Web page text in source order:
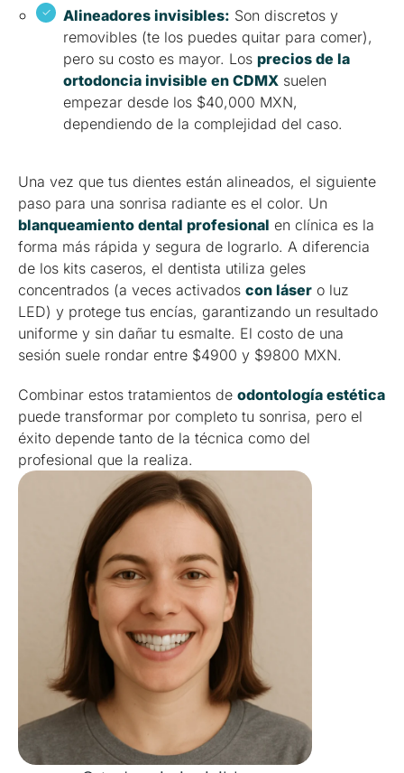
Alineadores invisibles: Son discretos y
removibles (te los puedes quitar para comer),
pero su costo es mayor. Los precios de la
ortodoncia invisible en CDMX suelen
empezar desde los $40,000 MXN,
dependiendo de la complejidad del caso.
Una vez que tus dientes están alineados, el siguiente
paso para una sonrisa radiante es el color. Un
blanqueamiento dental profesional en clínica es la
forma más rápida y segura de lograrlo. A diferencia
de los kits caseros, el dentista utiliza geles
concentrados (a veces activados con láser o luz
LED) y protege tus encías, garantizando un resultado
uniforme y sin dañar tu esmalte. El costo de una
sesión suele rondar entre $4900 y $9800 MXN.
Combinar estos tratamientos de odontología estética
puede transformar por completo tu sonrisa, pero el
éxito depende tanto de la técnica como del
profesional que la realiza.